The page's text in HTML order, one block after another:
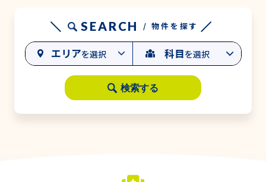
SEARCH / 物件を探す
エリアを選択 科目を選択
検索する